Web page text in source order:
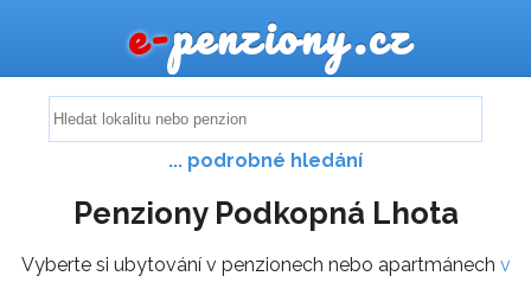
e-penziony.cz
... podrobné hledání
Penziony Podkopná Lhota
Vyberte si ubytování v penzionech nebo apartmánech v